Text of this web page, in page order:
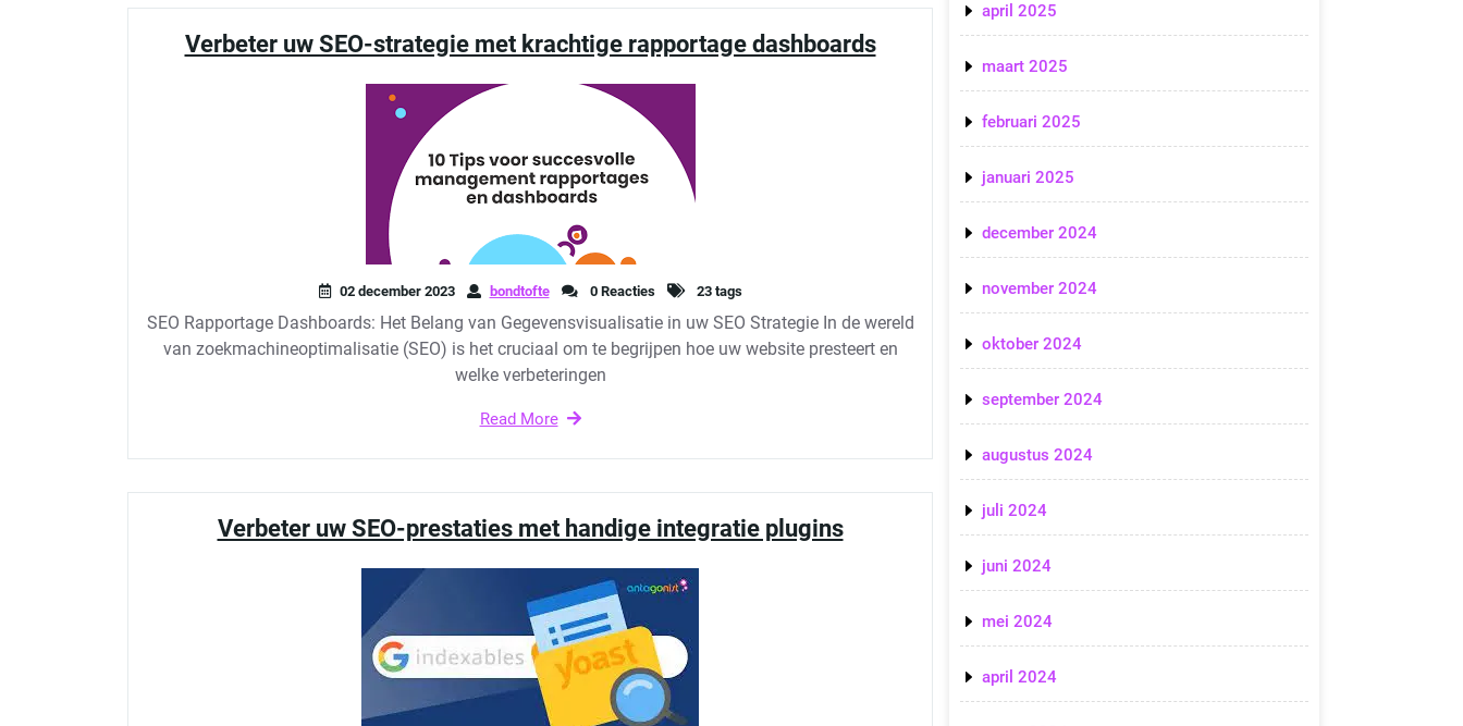
Verbeter uw SEO-strategie met krachtige rapportage dashboards
02 december 2023 bondtofte 0 Reacties 23 tags
SEO Rapportage Dashboards: Het Belang van Gegevensvisualisatie in uw SEO Strategie In de wereld
van zoekmachineoptimalisatie (SEO) is het cruciaal om te begrijpen hoe uw website presteert en
welke verbeteringen
Read More
Verbeter uw SEO-prestaties met handige integratie plugins
april 2025
maart 2025
februari 2025
januari 2025
december 2024
november 2024
oktober 2024
september 2024
augustus 2024
juli 2024
juni 2024
mei 2024
april 2024